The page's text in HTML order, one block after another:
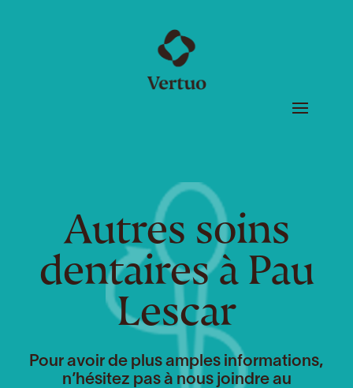
Autres soins
dentaires à Pau
Lescar
Pour avoir de plus amples informations,
n’hésitez pas à nous joindre au